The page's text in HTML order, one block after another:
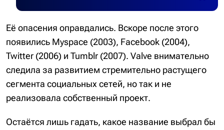
Её опасения оправдались. Вскоре после этого
появились Myspace (2003), Facebook (2004),
Twitter (2006) и Tumblr (2007). Valve внимательно
следила за развитием стремительно растущего
сегмента социальных сетей, но так и не
реализовала собственный проект.
Остаётся лишь гадать, какое название выбрал бы